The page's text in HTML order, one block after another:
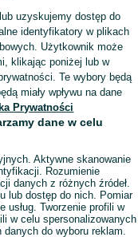
uzyskujemy dostęp do
identyfikatory w plikach
Użytkownik może
klikając poniżej lub w
Te wybory będą
miały wpływu na dane
Prywatności
dane w celu
Aktywne skanowanie
Rozumienie
danych z różnych źródeł.
lub dostęp do nich. Pomiar
usług. Tworzenie profili w
w celu spersonalizowanych
do wyboru reklam.